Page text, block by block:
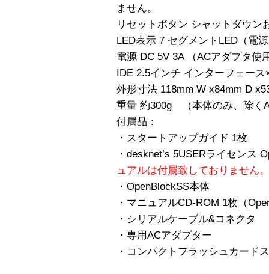
ません。
リセットボタン シャットダウン
LED表示 7 セグメントLED（電
電源 DC 5V 3A （ACアダプタ使
IDE 2.5インチ インターフェー
外形寸法 118mm W x84mm D
重量 約300g （本体のみ、除く
付属品：
・スタートアップガイド 1枚
・desknet’s 5USERライセンス
ュアルは付属致しておりません。
・OpenBlockSS本体
・マニュアルCD-ROM 1枚（
・シリアルケーブル&コネクタ
・専用ACアダプター
・コンパクトフラッシュカード